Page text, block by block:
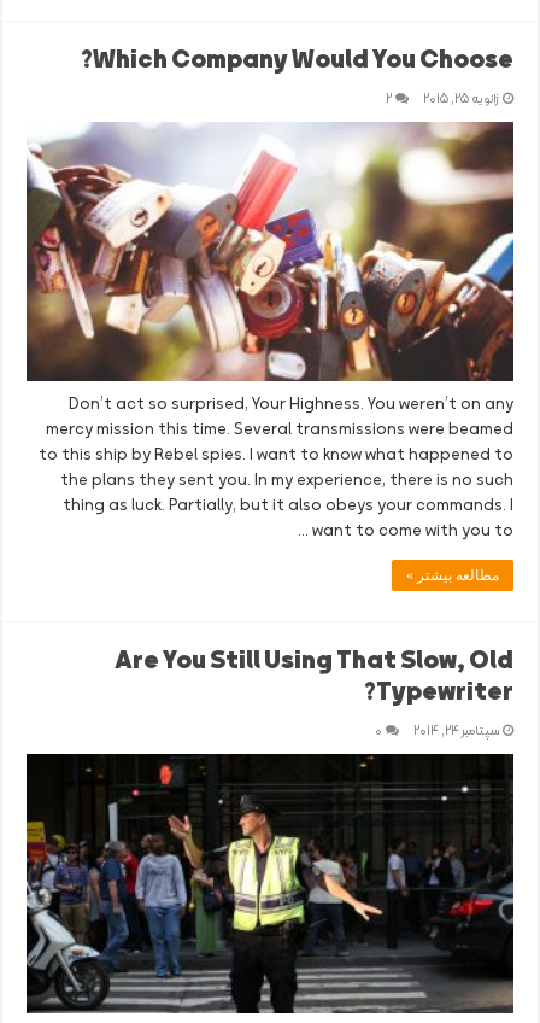
Which Company Would You Choose?
ژانویه 25, 2015 2
Don’t act so surprised, Your Highness. You weren’t on any
mercy mission this time. Several transmissions were beamed
to this ship by Rebel spies. I want to know what happened to
the plans they sent you. In my experience, there is no such
thing as luck. Partially, but it also obeys your commands. I
want to come with you to …
مطالعه بیشتر »
Are You Still Using That Slow, Old
Typewriter?
سپتامبر 24, 2014 0